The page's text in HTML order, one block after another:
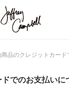
商品のクレジットカー
でのお支払いに